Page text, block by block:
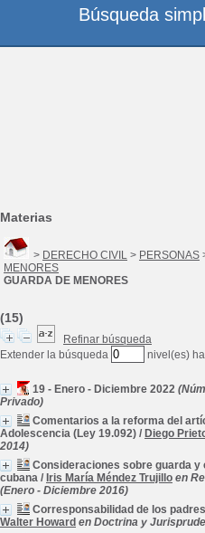
Materias
> DERECHO CIVIL > PERSONAS
MENORES
GUARDA DE MENORES
(15)
Refinar búsqueda
Extender la búsqueda
nivel(es)
19 - Enero - Diciembre 2022
Privado)
Comentarios a la reforma del
Adolescencia (Ley 19.092) / Diego
2014)
Consideraciones sobre guarda y
cubana / Iris María Méndez Trujillo en
(Enero - Diciembre 2016)
Corresponsabilidad de los
Walter Howard en Doctrina y
Búsqueda